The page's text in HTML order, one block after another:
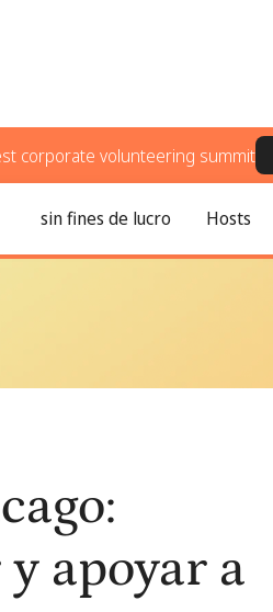
corporate volunteering summit
sin fines de lucro Hosts
comunidad
apoyar a